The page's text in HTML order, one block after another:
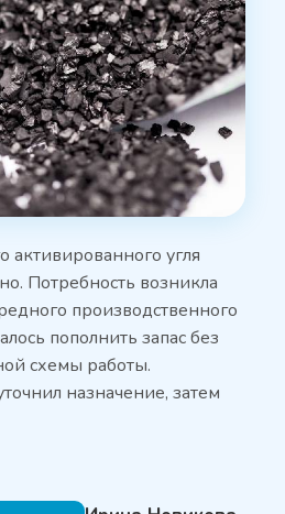
активированного угля
Потребность возникла
производственного
пополнить запас без
схемы работы.
назначение, затем